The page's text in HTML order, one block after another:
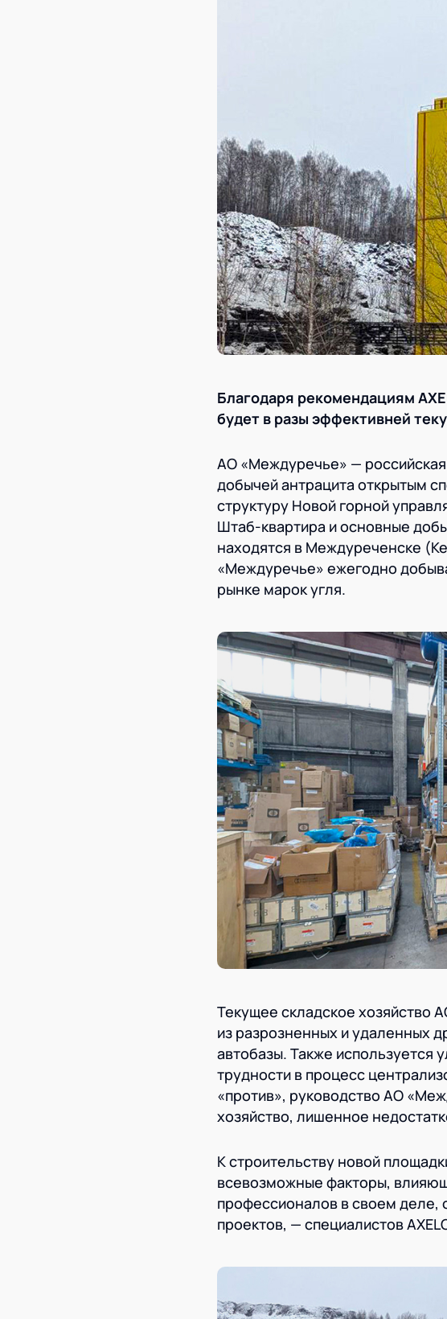
Благодаря рекомендациям
будет в разы эффективней
АО «Междуречье» —
добычей антрацита открытым
структуру Новой горной
Штаб-квартира и основные
находятся в Междуреченске
«Междуречье» ежегодно
рынке марок угля.
Текущее складское хозяйство
из разрозненных и удаленных
автобазы. Также используется
трудности в процесс
«против», руководство АО
хозяйство, лишенное
К строительству новой
всевозможные факторы,
профессионалов в своем
проектов, — специалистов